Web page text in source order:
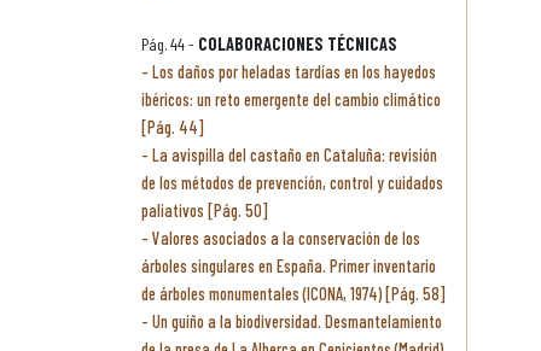
Pág. 44 - COLABORACIONES TÉCNICAS
Los daños por heladas tardías en los hayedos
ibéricos: un reto emergente del cambio climático
[Pág. 44]
La avispilla del castaño en Cataluña: revisión
de los métodos de prevención, control y cuidados
paliativos [Pág. 50]
Valores asociados a la conservación de los
árboles singulares en España. Primer inventario
de árboles monumentales (ICONA, 1974) [Pág. 58]
Un guiño a la biodiversidad. Desmantelamiento